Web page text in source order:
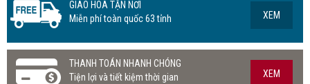
GIAO HOA TẬN NƠI
Miễn phí toàn quốc 63 tỉnh
XEM
THANH TOÁN NHANH CHÓNG
Tiện lợi và tiết kiệm thời gian
XEM